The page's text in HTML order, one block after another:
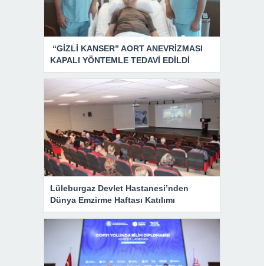
“GİZLİ KANSER” AORT ANEVRİZMASI
KAPALI YÖNTEMLE TEDAVİ EDİLDİ
Lüleburgaz Devlet Hastanesi’nden
Dünya Emzirme Haftası Katılımı